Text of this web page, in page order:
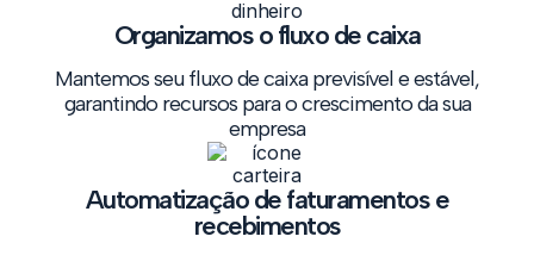
Organizamos o fluxo de caixa
Mantemos seu fluxo de caixa previsível e estável,
garantindo recursos para o crescimento da sua
empresa
Automatização de faturamentos e
recebimentos